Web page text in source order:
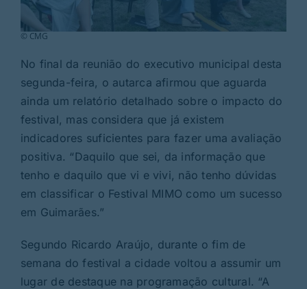
© CMG
No final da reunião do executivo municipal desta
segunda-feira, o autarca afirmou que aguarda
ainda um relatório detalhado sobre o impacto do
festival, mas considera que já existem
indicadores suficientes para fazer uma avaliação
positiva. “Daquilo que sei, da informação que
tenho e daquilo que vi e vivi, não tenho dúvidas
em classificar o Festival MIMO como um sucesso
em Guimarães.”
Segundo Ricardo Araújo, durante o fim de
semana do festival a cidade voltou a assumir um
lugar de destaque na programação cultural. “A